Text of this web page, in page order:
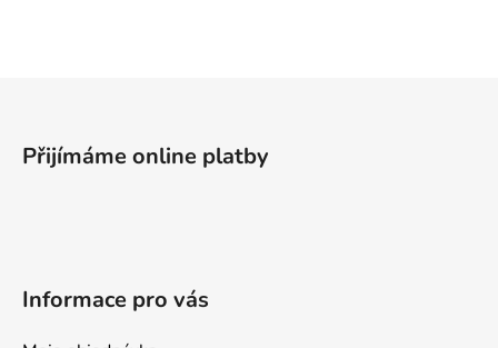
Přijímáme online platby
Informace pro vás